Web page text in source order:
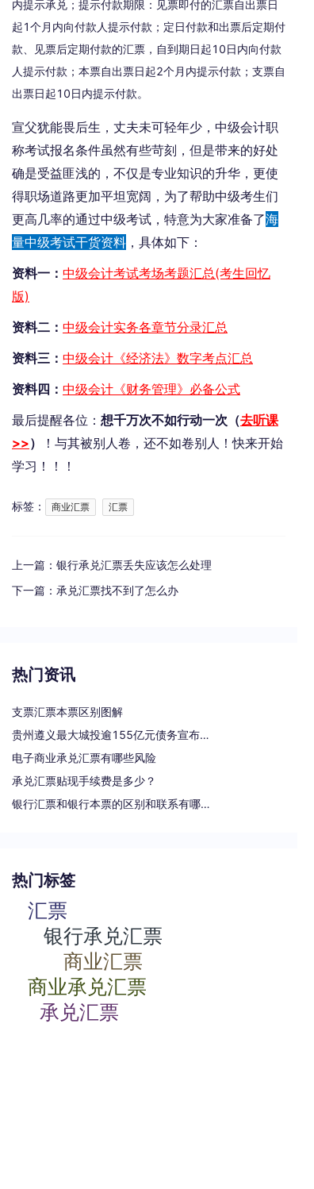
内提示承兑；提示付款期限：见票即付的汇票自出票日
起1个月内向付款人提示付款；定日付款和出票后定期付
款、见票后定期付款的汇票，自到期日起10日内向付款
人提示付款；本票自出票日起2个月内提示付款；支票自
出票日起10日内提示付款。
宣父犹能畏后生，丈夫未可轻年少，中级会计职
称考试报名条件虽然有些苛刻，但是带来的好处
确是受益匪浅的，不仅是专业知识的升华，更使
得职场道路更加平坦宽阔，为了帮助中级考生们
更高几率的通过中级考试，特意为大家准备了海
量中级考试干货资料 ，具体如下：
资料一： 中级会计考试考场考题汇总(考生回忆
版)
资料二： 中级会计实务各章节分录汇总
资料三： 中级会计《经济法》数字考点汇总
资料四： 中级会计《财务管理》必备公式
最后提醒各位： 想千万次不如行动一次（去听课
>>）
！与其被别人卷，还不如卷别人！快来开始
学习！！！
标签： 商业汇票 汇票
上一篇： 银行承兑汇票丢失应该怎么处理
下一篇： 承兑汇票找不到了怎么办
热门资讯
支票汇票本票区别图解
贵州遵义最大城投逾155亿元债务宣布重组
电子商业承兑汇票有哪些风险
承兑汇票贴现手续费是多少？
银行汇票和银行本票的区别和联系有哪些（一文读懂支票、本票和汇票的区别）
热门标签
汇票
银行承兑汇票
商业汇票
商业承兑汇票
承兑汇票